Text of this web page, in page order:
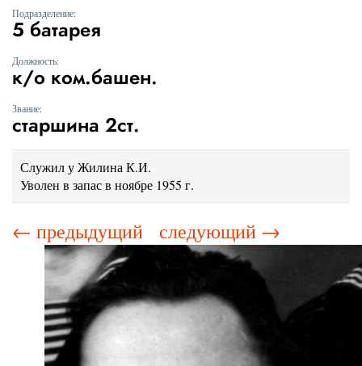
Подразделение:
5 батарея
Должность:
к/о ком.башен.
Звание:
старшина 2ст.
Служил у Жилина К.И.
Уволен в запас в ноябре 1955 г.
← предыдущий следующий →